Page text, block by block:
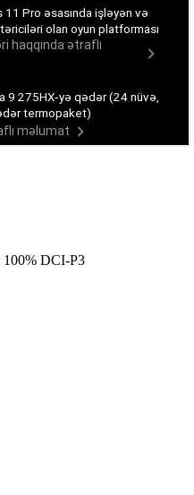
DCI-P3